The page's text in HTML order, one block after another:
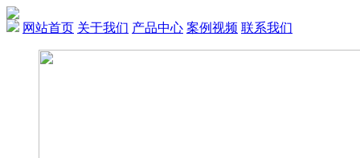
网站首页 关于我们 产品中心 案例视频 联系我们